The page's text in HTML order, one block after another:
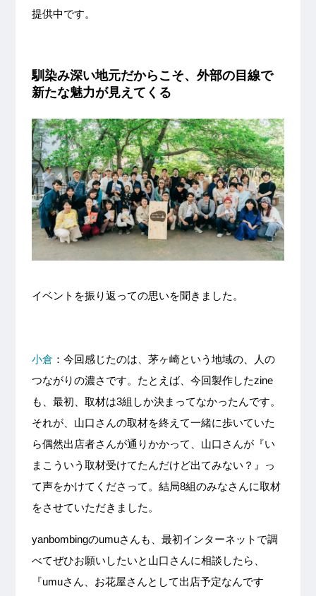
提供中です。
馴染み深い地元だからこそ、外部の目線で
新たな魅力が見えてくる
イベントを振り返っての思いを聞きました。
小倉 ：今回感じたのは、茅ヶ崎という地域の、人の
つながりの濃さです。たとえば、今回製作したzine
も、最初、取材は3組しか決まってなかったんです。
それが、山口さんの取材を終えて一緒に歩いていた
ら偶然出店者さんが通りかかって、山口さんが『い
まこういう取材受けてたんだけど出てみない？』っ
て声をかけてくださって。結局8組のみなさんに取材
をさせていただきました。
yanbombingのumuさんも、最初インターネットで調
べてぜひお願いしたいと山口さんに相談したら、
『umuさん、お花屋さんとして出店予定なんです